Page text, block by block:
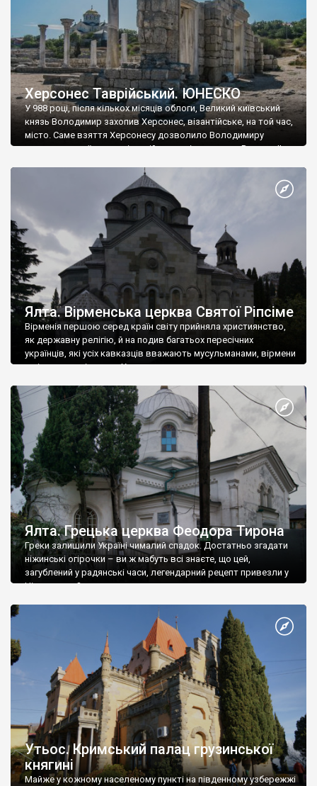
Херсонес Таврійський. ЮНЕСКО
У 988 році, після кількох місяців облоги, Великий київський
князь Володимир захопив Херсонес, візантійське, на той час,
місто. Саме взяття Херсонесу дозволило Володимиру
диктувати свої умови візантійському імператору Василю ІІ, та
Херсонесі Володимир-язичник, став Василем-християнином.
А потім було Хрещення Русі. На честь Херсонесу Таврійського
Ялта. Вірменська церква Святої Ріпсіме
Вірменія першою серед країн світу прийняла християнство,
як державну релігію, й на подив багатьох пересічних
українців, які усіх кавказців вважають мусульманами, вірмени
є відданими вірянами Христа
Ялта. Грецька церква Феодора Тирона
Греки залишили Україні чималий спадок. Достатньо згадати
ніжинські огірочки – ви ж мабуть всі знаєте, що цей,
загублений у радянські часи, легендарний рецепт привезли у
Ніжин греки?
Утьос. Кримський палац грузинської
княгині
Майже у кожному населеному пункті на південному узбережжі